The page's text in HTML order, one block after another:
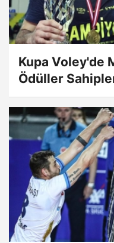
Kupa Voley'de
Ödüller